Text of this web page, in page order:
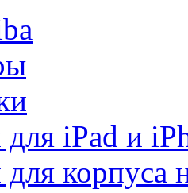
iPad и
корпуса